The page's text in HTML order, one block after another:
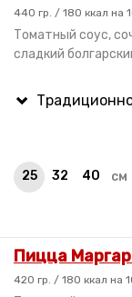
440 гр. / 180 ккал на
Томатный соус,
сладкий
25 32 40 см
Пицца
420 гр. / 180 ккал на